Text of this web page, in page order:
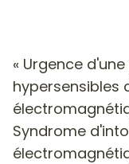
« Urgence
hypersensibles
Syndrome